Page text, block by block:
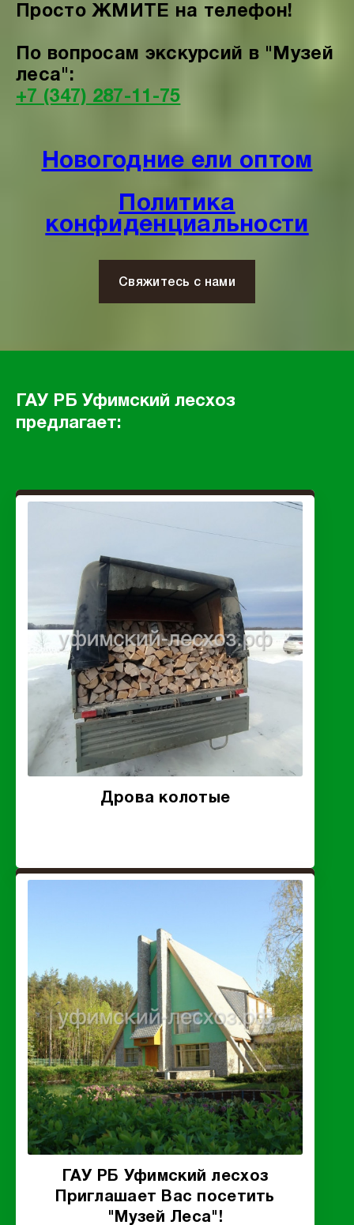
Просто ЖМИТЕ на телефон!
По вопросам экскурсий в "Музей
леса":
+7 (347) 287-11-75
Новогодние ели оптом
Политика
конфиденциальности
Свяжитесь с нами
ГАУ РБ Уфимский лесхоз
предлагает:
Дрова колотые
ГАУ РБ Уфимский лесхоз
Приглашает Вас посетить
"Музей Леса"!